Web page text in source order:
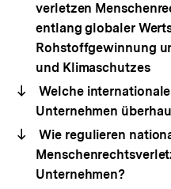
verletzen
entlang globaler
Rohstoffgewinnung
und Klimaschutzes
Welche
Unternehmen
Wie regulieren
Unternehmen?